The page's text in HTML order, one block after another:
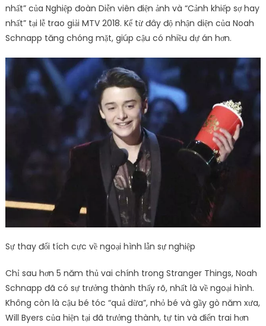
nhất” của Nghiệp đoàn Diễn viên điện ảnh và “Cảnh khiếp sợ hay
nhất” tại lễ trao giải MTV 2018. Kể từ đây độ nhận diện của Noah
Schnapp tăng chóng mặt, giúp cậu có nhiều dự án hơn.
Sự thay đổi tích cực về ngoại hình lẫn sự nghiệp
Chỉ sau hơn 5 năm thủ vai chính trong Stranger Things, Noah
Schnapp đã có sự trưởng thành thấy rõ, nhất là về ngoại hình.
Không còn là cậu bé tóc “quả dừa”, nhỏ bé và gầy gò năm xưa,
Will Byers của hiện tại đã trưởng thành, tự tin và điển trai hơn